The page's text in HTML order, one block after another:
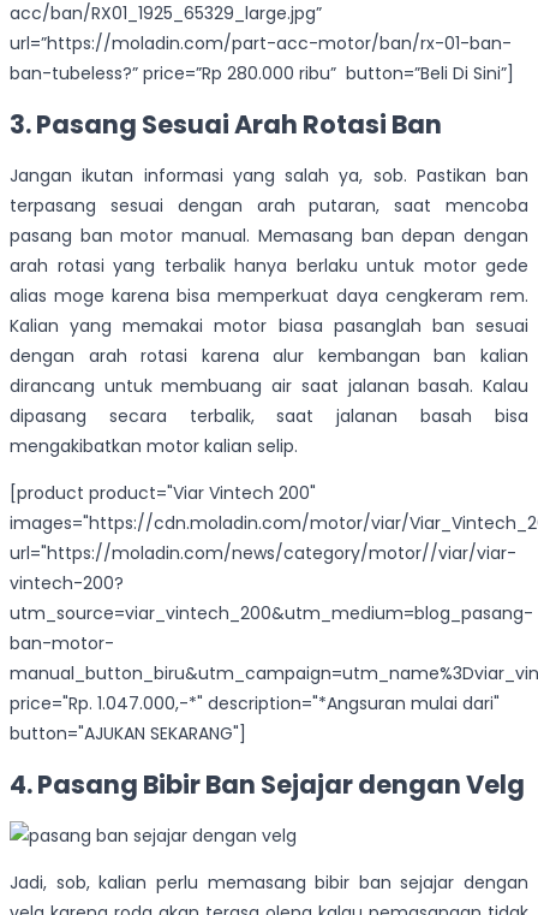
acc/ban/RX01_1925_65329_large.jpg”
url=”https://moladin.com/part-acc-motor/ban/rx-01-ban-
ban-tubeless?” price=”Rp 280.000 ribu” button=”Beli Di Sini”]
3. Pasang Sesuai Arah Rotasi Ban
Jangan ikutan informasi yang salah ya, sob. Pastikan ban
terpasang sesuai dengan arah putaran, saat mencoba
pasang ban motor manual. Memasang ban depan dengan
arah rotasi yang terbalik hanya berlaku untuk motor gede
alias moge karena bisa memperkuat daya cengkeram rem.
Kalian yang memakai motor biasa pasanglah ban sesuai
dengan arah rotasi karena alur kembangan ban kalian
dirancang untuk membuang air saat jalanan basah. Kalau
dipasang secara terbalik, saat jalanan basah bisa
mengakibatkan motor kalian selip.
[product product="Viar Vintech 200"
images="https://cdn.moladin.com/motor/viar/
url="https://moladin.com/news/category/motor//viar/viar-
vintech-200?
utm_source=viar_vintech_200&utm_medium=blog_pasang-
ban-motor-
price="Rp. 1.047.000,-*" description="*Angsuran mulai dari"
button="AJUKAN SEKARANG"]
4. Pasang Bibir Ban Sejajar dengan Velg
Jadi, sob, kalian perlu memasang bibir ban sejajar dengan